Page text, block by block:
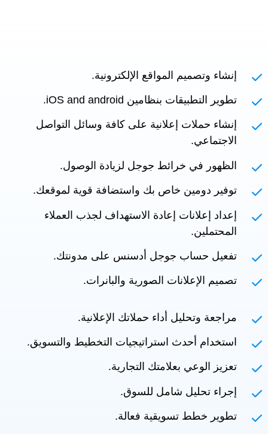
إنشاء وتصميم المواقع الإلكترونية.
تطوير التطبيقات بنظامين iOS and android.
إنشاء حملات إعلانية على كافة وسائل التواصل
الاجتماعي.
الظهور في خرائط جوجل لزيادة الوصول.
توفير دومين خاص بك واستضافة قوية لموقعك.
إعداد إعلانات إعادة الاستهداف لجذب العملاء
المحتملين.
تفعيل حساب جوجل أدسنس على مدونتك.
تصميم الإعلانات الصورية والبانرات.
مراجعة وتحليل أداء حملاتك الإعلانية.
استخدام أحدث استراتيجيات التخطيط والتسويق.
تعزيز الوعي بعلامتك التجارية.
إجراء تحليل شامل للسوق.
تطوير خطط تسويقية فعالة.